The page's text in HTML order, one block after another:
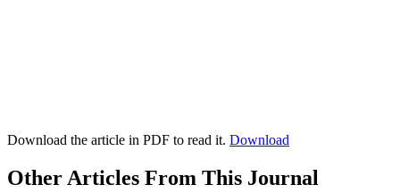
Download the article in PDF to read it. Download
Other Articles From This Journal